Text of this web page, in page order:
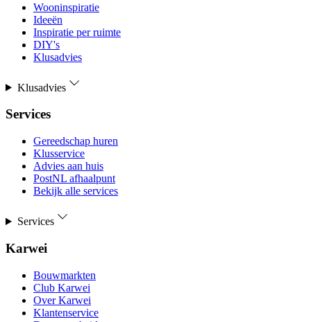
Wooninspiratie
Ideeën
Inspiratie per ruimte
DIY's
Klusadvies
Klusadvies
Services
Gereedschap huren
Klusservice
Advies aan huis
PostNL afhaalpunt
Bekijk alle services
Services
Karwei
Bouwmarkten
Club Karwei
Over Karwei
Klantenservice